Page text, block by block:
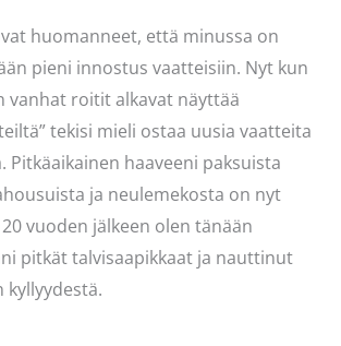
huomanneet, että minussa on
pieni innostus vaatteisiin. Nyt kun
vanhat roitit alkavat näyttää
tekisi mieli ostaa uusia vaatteita
Pitkäaikainen haaveeni paksuista
ja neulemekosta on nyt
vuoden jälkeen olen tänään
pitkät talvisaapikkaat ja nauttinut
kyllyydestä.